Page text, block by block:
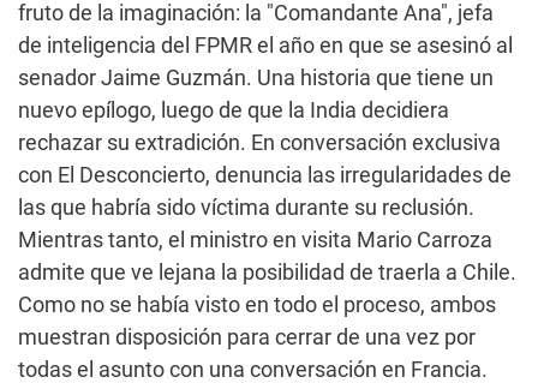
fruto de la imaginación: la "Comandante Ana", jefa
de inteligencia del FPMR el año en que se asesinó al
senador Jaime Guzmán. Una historia que tiene un
nuevo epílogo, luego de que la India decidiera
rechazar su extradición. En conversación exclusiva
con El Desconcierto, denuncia las irregularidades de
las que habría sido víctima durante su reclusión.
Mientras tanto, el ministro en visita Mario Carroza
admite que ve lejana la posibilidad de traerla a Chile.
Como no se había visto en todo el proceso, ambos
muestran disposición para cerrar de una vez por
todas el asunto con una conversación en Francia.